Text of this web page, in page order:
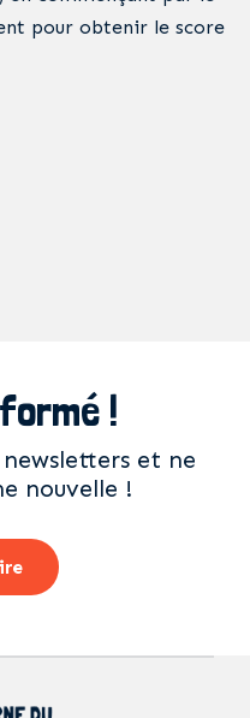
pour obtenir le score
!
et ne
nouvelle !